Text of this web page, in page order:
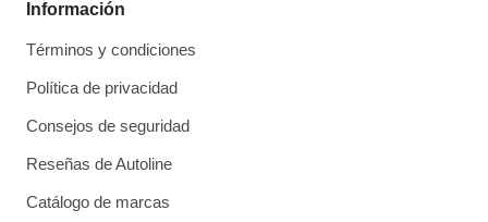
Información
Términos y condiciones
Política de privacidad
Consejos de seguridad
Reseñas de Autoline
Catálogo de marcas